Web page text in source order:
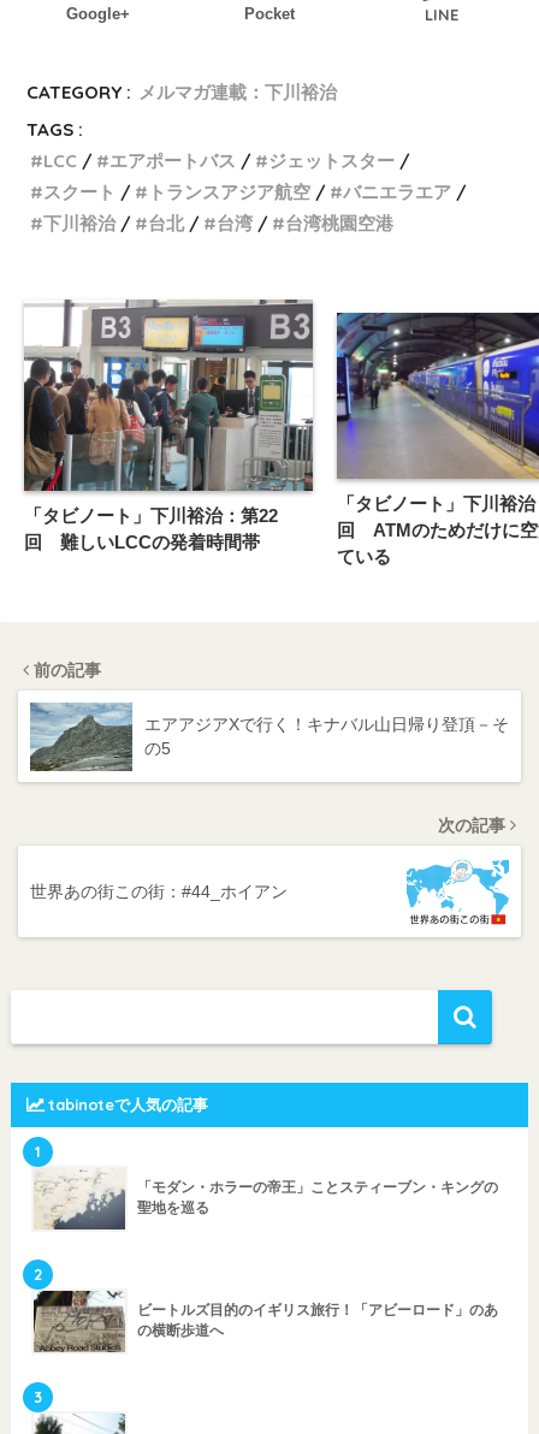
Google+ Pocket LINE
CATEGORY : メルマガ連載：下川裕治
TAGS :
LCC
エアポートバス
ジェットスター
スクート
トランスアジア航空
バニエラエア
下川裕治
台北 台湾 台湾桃園空港
「タビノート」下川裕治：第22
回 難しいLCCの発着時間帯
「タビノート」下川裕
回 ATMのためだけに
ている
前の記事
エアアジアXで行く！キナバル山日帰り登頂－そ
の5
次の記事
世界あの街この街：#44_ホイアン
tabinoteで人気の記事
1
「モダン・ホラーの帝王」ことスティーブン・キングの
聖地を巡る
2
ビートルズ目的のイギリス旅行！「アビーロード」のあ
の横断歩道へ
3